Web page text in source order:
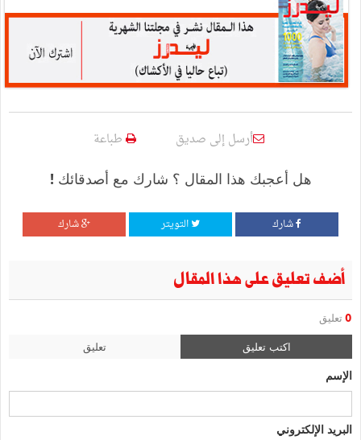
أرسل إلى صديق طباعة
هل أعجبك هذا المقال ؟ شارك مع أصدقائك !
شارك التويتر شارك
أضف تعليق على هذا المقال
0 تعليق
اكتب تعليق تعليق
الإسم
البريد الإلكتروني